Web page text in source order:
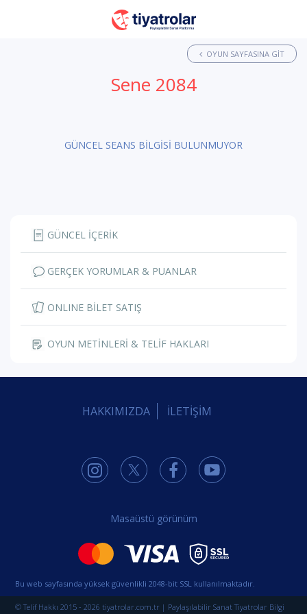
OYUN SAYFASINA GIT
Sene 2084
GÜNCEL SEANS BİLGİSİ BULUNMUYOR
GÜNCEL İÇERİK
GERÇEK YORUMLAR & PUANLAR
ONLINE BİLET SATIŞ
OYUN METİNLERİ & TELİF HAKLARI
HAKKIMIZDA İLETİŞİM
Masaüstü görünüm
Bu web sayfasında yüksek güvenlikli 2048-bit SSL kullanılmaktadır.
© Telif Hakkı 2015 - 2026 tiyatrolar.com.tr | Paylaşılabilir Sanat Tiyatrolar Bilgi